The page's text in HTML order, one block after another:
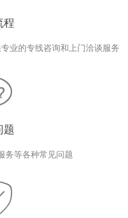
程
业的专线咨询和上门洽谈服务
题
务等各种常见问题